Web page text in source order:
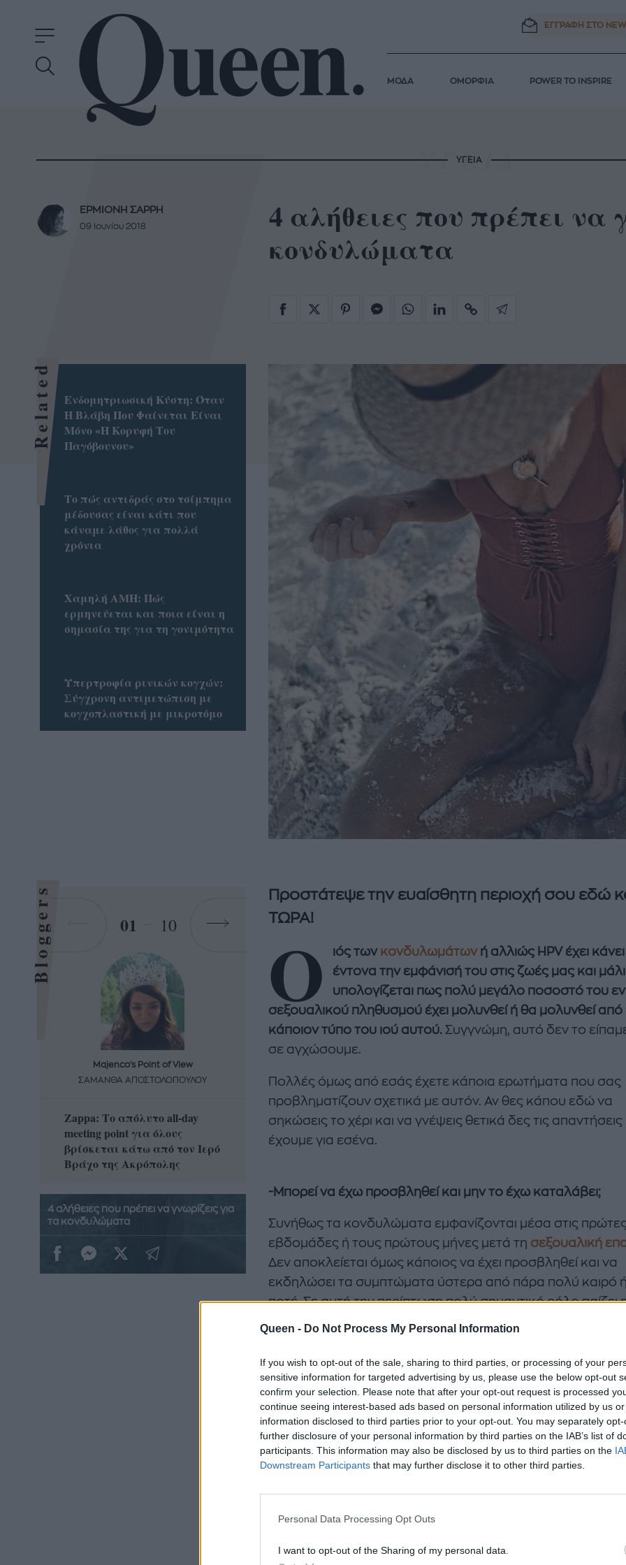
Queen - Do Not Process My Personal Information
If you wish to opt-out of the sale, sharing to third parties, or processing of your
sensitive information for targeted advertising by us, please use the below opt-out
confirm your selection. Please note that after your opt-out request is processed
continue seeing interest-based ads based on personal information utilized by us
information disclosed to third parties prior to your opt-out. You may separately
further disclosure of your personal information by third parties on the IAB’s list of
participants. This information may also be disclosed by us to third parties on the
Downstream Participants that may further disclose it to other third parties.
Personal Data Processing Opt Outs
I want to opt-out of the Sharing of my personal data.
ΕΓΓΡΑΦΗ ΣΤΟ
ΜΟΔΑ ΟΜΟΡΦΙΑ POWER TO INSPIRE
ΥΓΕΙΑ
4 αλήθειες που πρέπει να
κονδυλώματα
ΕΡΜΙΟΝΗ ΣΑΡΡΗ
09 Ιουνίου 2018
Προστάτεψε την ευαίσθητη περιοχή σου εδώ
ΤΩΡΑ!
O ιός των κονδυλωμάτωνή αλλιώς HPV έχει κάνει
έντονα την εμφάνισή του στις ζωές μας και
υπολογίζεται πως πολύ μεγάλο ποσοστό του
σεξουαλικού πληθυσμού έχει μολυνθεί ή θα μολυνθεί από
κάποιον τύπο του ιού αυτού. Συγγνώμη, αυτό δεν το
σε αγχώσουμε.
Πολλές όμως από εσάς έχετε κάποια ερωτήματα που σας
προβληματίζουν σχετικά με αυτόν. Αν θες κάπου εδώ να
σηκώσεις το χέρι και να γνέψεις θετικά δες τις
έχουμε για εσένα.
-Μπορεί να έχω προσβληθεί και μην το έχω καταλάβει;
Συνήθως τα κονδυλώματα εμφανίζονται μέσα στις
εβδομάδες ή τους πρώτους μήνες μετά τη σεξουαλική
Δεν αποκλείεται όμως κάποιος να έχει προσβληθεί και να
εκδηλώσει τα συμπτώματα ύστερα από πάρα πολύ καιρό ή
ποτέ. Σε αυτή την περίπτωση πολύ σημαντικό ρόλο παίζει
του οργανισμού.
-Το τεστ Παπανικολάου εξασφαλίζει την έγκυρη
Το συγκεκριμένο τεστ μπορεί να σας διαβεβαιώσει κατά
περίπου για την ύπαρξη ή μη των κονδυλωμάτων. Επίσης,
δυνατότητα να ανιχνεύσει εγκαίρως τις βλάβες-
μπορεί να προκληθούν στον τράχηλο της μήτρας εξαιτίας
-Μπορεί να επηρεάσει τη γονιμότητα μου;
O ιός HPV δεν μπορεί να απειλήσει τη γονιμότητά σου
Related
Ενδομητριωσική Κύστη: Όταν
Η Βλάβη Που Φαίνεται Είναι
Μόνο «Η Κορυφή Του
Παγόβουνου»
Το πώς αντιδράς στο τσίμπημα
μέδουσας είναι κάτι που
κάναμε λάθος για πολλά
χρόνια
Χαμηλή AMH: Πώς
ερμηνεύεται και ποια είναι η
σημασία της για τη γονιμότητα
Υπερτροφία ρινικών κογχών:
Σύγχρονη αντιμετώπιση με
κογχοπλαστική με μικροτόμο
Bloggers 01 10
Majenco's Point of View
ΣΑΜΑΝΘΑ ΑΠΟΣΤΟΛΟΠΟΥΛΟΥ
Zappa: Το απόλυτο all-day
meeting point για όλους
βρίσκεται κάτω από τον Ιερό
Βράχο της Ακρόπολης
ΣΑΜΑΝΘΑ ΑΠΟΣΤΟΛΟΠΟΥΛΟΥ
Η απόλυτη καλοκαιρινή
δροσερή σαλάτα με
καρπούζι, φέτα και φράουλες
ΔΑΦΝΗ ΚΑΡΑΒΟΚΥΡΗ
Nτίνα Νικολάου: «Όταν
4 αλήθειες που πρέπει να γνωρίζεις για
τα κονδυλώματα